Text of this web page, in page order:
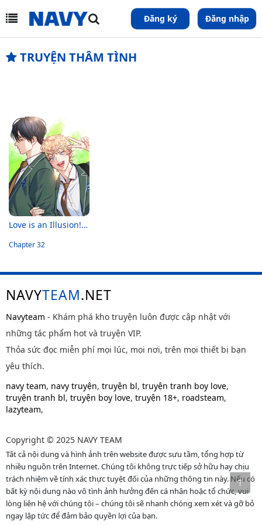
Đăng ký Đăng nhập
TRUYỆN THÂM TÌNH
Love is an Illusion! Super Star
Chapter 32
NAVYTEAM.NET
Navyteam - Khám phá kho truyện luôn được cập nhật với
những tác phẩm hot và truyện VIP.
Thỏa sức đọc miễn phí mọi lúc, mọi nơi, trên mọi thiết bị bạn
yêu thích.
navy team, navy truyện, truyện bl, truyện tranh boy love,
truyện tranh bl, truyện boy love, truyện 18+, roadsteam,
lazyteam,
Copyright © 2025 NAVY TEAM
Tất cả nội dung và hình ảnh trên website được sưu tầm, tổng hợp từ
nhiều nguồn trên Internet. Chúng tôi không trực tiếp sở hữu hay chịu
trách nhiệm về tính xác thực tuyệt đối của những thông tin này. Nếu có
bất kỳ nội dung nào vô tình ảnh hưởng đến cá nhân hoặc tổ chức, vui
lòng liên hệ với chúng tôi – chúng tôi sẽ nhanh chóng xem xét và gỡ bỏ
ngay lập tức để đảm bảo quyền lợi của bạn.